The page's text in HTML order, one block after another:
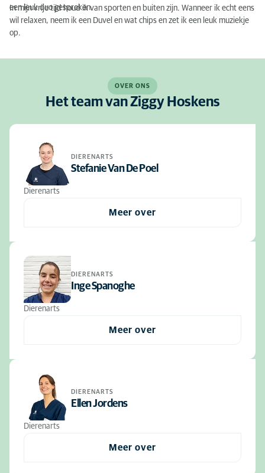
een leuk duo gesproken.
In mijn vrije tijd houd ik van sporten en buiten zijn. Wanneer ik echt eens
wil relaxen, neem ik een Duvel en wat chips en zet ik een leuk muziekje
op.
OVER ONS
Het team van Ziggy Hoskens
DIERENARTS
Stefanie Van De Poel
Dierenarts
Meer over
DIERENARTS
Inge Spanoghe
Dierenarts
Meer over
DIERENARTS
Ellen Jordens
Dierenarts
Meer over